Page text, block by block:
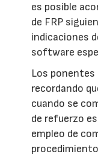
es posible
de FRP
indicaciones
software
Los
recordando
cuando se
de refuerzo
empleo de